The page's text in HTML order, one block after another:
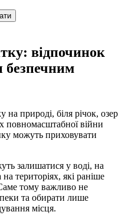
відпочинок
безпечним
на природі, біля річок, озер
повномасштабної війни
можуть приховувати
залишатися у воді, на
територіях, які раніше
тому важливо не
та обирати лише
місця.